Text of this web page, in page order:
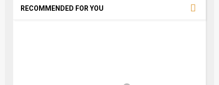
RECOMMENDED FOR YOU